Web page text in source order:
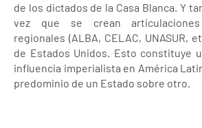
de los dictados de la Casa Blanca. Y
vez que se crean
regionales (ALBA, CELAC, UNASUR,
de Estados Unidos. Esto constituye
influencia imperialista en América
predominio de un Estado sobre otro.